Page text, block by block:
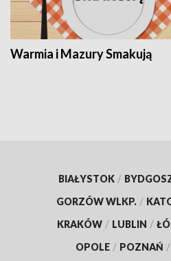
Warmia i Mazury Smakują
BIAŁYSTOK /
GORZÓW WLKP. /
KRAKÓW / LUBLIN /
OPOLE / POZNAŃ /